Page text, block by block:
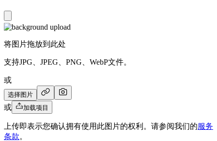
将图片拖放到此处
支持JPG、JPEG、PNG、WebP文件。
或
选择图片
或 加载项目
上传即表示您确认拥有使用此图片的权利。请参阅我们的服务
条款。